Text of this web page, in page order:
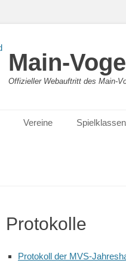
Main-
Offizieller Webauftritt des Main-
Vereine
Protokolle
Protokoll der MVS-